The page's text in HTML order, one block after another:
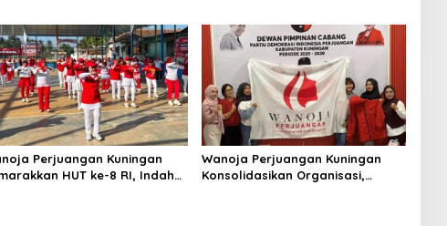
Perjuangan Kuningan
HUT ke-8 RI, Indah
Wanoja Perjuangan Kuningan
Konsolidasikan Organisasi,